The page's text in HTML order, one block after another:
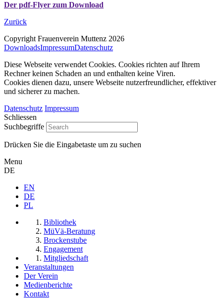
Der pdf-Flyer zum Download
Zurück
Copyright Frauenverein Muttenz 2026
DownloadsImpressumDatenschutz
Diese Webseite verwendet Cookies. Cookies richten auf Ihrem
Rechner keinen Schaden an und enthalten keine Viren.
Cookies dienen dazu, unsere Webseite nutzerfreundlicher, effektiver
und sicherer zu machen.
Datenschutz Impressum
Schliessen
Suchbegriffe
Drücken Sie die Eingabetaste um zu suchen
Menu
DE
EN
DE
PL
Bibliothek
MüVä-Beratung
Brockenstube
Engagement
Mitgliedschaft
Veranstaltungen
Der Verein
Medienberichte
Kontakt